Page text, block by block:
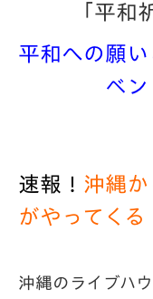
「平和
平和への願
ベ
速報！ 沖縄か
がやってくる
沖縄のライブハ